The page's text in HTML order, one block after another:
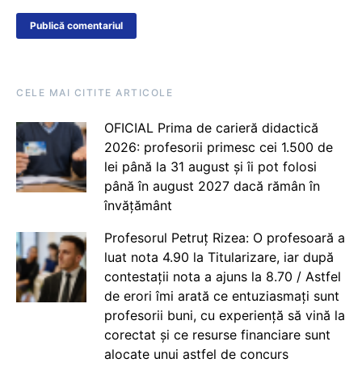
CELE MAI CITITE ARTICOLE
OFICIAL Prima de carieră didactică
2026: profesorii primesc cei 1.500 de
lei până la 31 august și îi pot folosi
până în august 2027 dacă rămân în
învățământ
Profesorul Petruț Rizea: O profesoară a
luat nota 4.90 la Titularizare, iar după
contestații nota a ajuns la 8.70 / Astfel
de erori îmi arată ce entuziasmați sunt
profesorii buni, cu experiență să vină la
corectat și ce resurse financiare sunt
alocate unui astfel de concurs